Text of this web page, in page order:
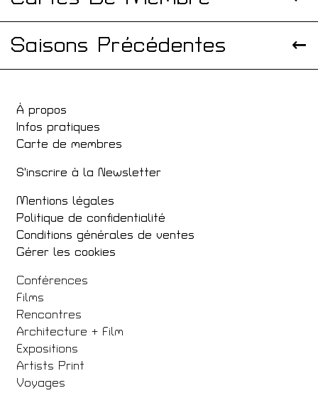
Saisons Précédentes
À propos
Infos pratiques
Carte de membres
S'inscrire à la Newsletter
Mentions légales
Politique de confidentialité
Conditions générales de ventes
Gérer les cookies
Conférences
Films
Rencontres
Architecture + Film
Expositions
Artists Print
Voyages